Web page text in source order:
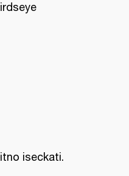
iseckati.